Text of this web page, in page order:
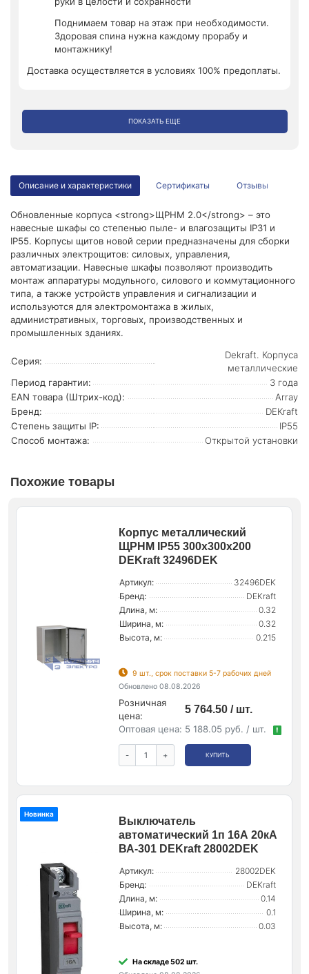
Поднимаем товар на этаж при необходимости.
Здоровая спина нужна каждому прорабу и
монтажнику!
Доставка осуществляется в условиях 100% предоплаты.
ПОКАЗАТЬ ЕЩЕ
Описание и характеристики Сертификаты Отзывы
Обновленные корпуса <strong>ЩРНМ 2.0</strong> – это
навесные шкафы со степенью пыле- и влагозащиты IP31 и
IP55. Корпусы щитов новой серии предназначены для сборки
различных электрощитов: силовых, управления,
автоматизации. Навесные шкафы позволяют производить
монтаж аппаратуры модульного, силового и коммутационного
типа, а также устройств управления и сигнализации и
используются для электромонтажа в жилых,
административных, торговых, производственных и
промышленных зданиях.
Серия:
Dekraft. Корпуса
металлические
Период гарантии:
3 года
EAN товара (Штрих-код):
Array
Бренд:
DEKraft
Степень защиты IP:
IP55
Способ монтажа:
Открытой установки
Похожие товары
Корпус металлический
ЩРНМ IP55 300х300х200
DEKraft 32496DEK
Артикул:
32496DEK
Бренд:
DEKraft
Длина, м:
0.32
Ширина, м:
0.32
Высота, м:
0.215
9 шт., срок поставки 5-7 рабочих дней
Обновлено 08.08.2026
Розничная
цена:
5 764.50 / шт.
Оптовая цена: 5 188.05 руб. / шт. !
- + КУПИТЬ
Новинка
Выключатель
автоматический 1п 16А 20кА
ВА-301 DEKraft 28002DEK
Артикул:
28002DEK
Бренд:
DEKraft
Длина, м:
0.14
Ширина, м:
0.1
Высота, м:
0.03
На складе 502 шт.